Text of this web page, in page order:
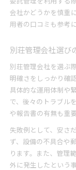
会社かどうかを慎重
用者の口コミも参考
別荘管理会社選び
別荘管理会社を選ぶ
明確さをしっかり確
具体的な運用体制や
で、後々のトラブル
や報告書の有無も重
失敗例として、安さ
ず、設備の不具合や
ります。また、管理
外に発生したという